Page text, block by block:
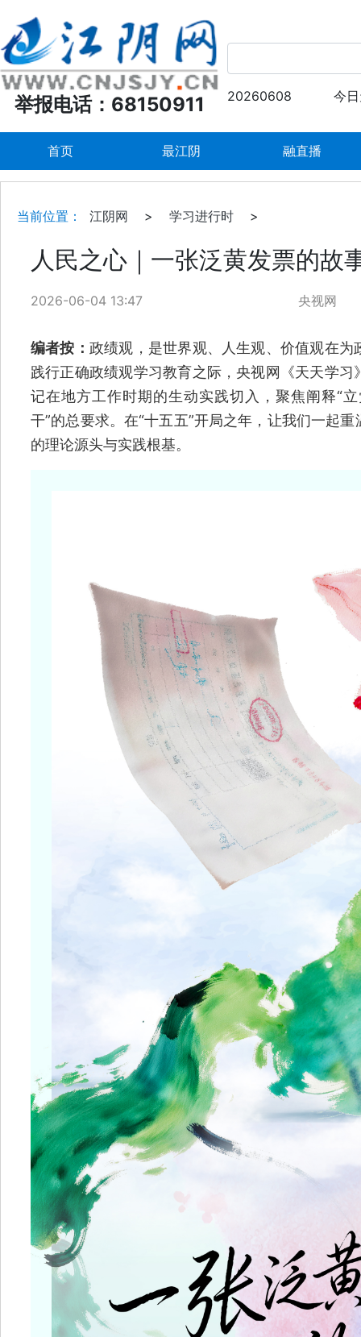
举报电话：68150911 20260608 今
首页 最江阴 融直播
当前位置： 江阴网 > 学习进行时 >
人民之心｜一张泛黄发票的故
2026-06-04 13:47 央视网
编者按： 政绩观，是世界观、人生观、价值观在
践行正确政绩观学习教育之际，央视网《天天学
记在地方工作时期的生动实践切入，聚焦阐释“
干”的总要求。在“十五五”开局之年，让我们一起
的理论源头与实践根基。